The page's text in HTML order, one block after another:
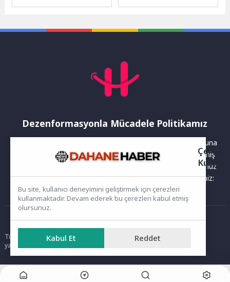
Bir yıl...
Dezenformasyonla Mücadele Politikamız
Yayınlanan haberler doğruluk ilkesi gözetilerek hazırlanır. Buna
rağmen bazı içeriklerde eksik, hatalı veya güncelliğini yitirmiş
bilgiler bulunabilir.Yanlış veya yanıltıcı olduğunu düşündüğünüz
haberleri aşağıdaki iletişim kanallarından bize bildirebilirsiniz:
Ana Sayfa
Tüm hakları saklıdır. Sitede yer alan içerikler izinsiz kopyalanamaz,
yayımlanamaz ve kullanılamaz.
Çerez
Bu site, kullanıcı deneyimini geliştirmek için çerezleri
kullanmaktadır. Devam ederek bu çerezleri kabul etmiş
olursunuz.
Kabul Et Reddet